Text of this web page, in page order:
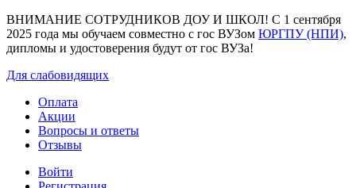
ВНИМАНИЕ СОТРУДНИКОВ ДОУ И ШКОЛ! С 1 сентября
2025 года мы обучаем совместно с гос ВУЗом ЮРГПУ (НПИ),
дипломы и удостоверения будут от гос ВУЗа!
Для слабовидящих
Оплата
Акции
Вопросы и ответы
Отзывы
Войти